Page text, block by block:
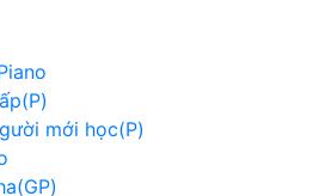
mới học(P)